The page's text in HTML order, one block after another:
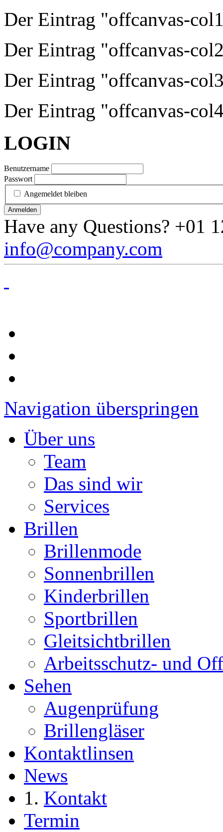
Der Eintrag "offcanvas-
Der Eintrag "offcanvas-
Der Eintrag "offcanvas-
Der Eintrag "offcanvas-
LOGIN
Benutzername
Passwort
Angemeldet bleiben
Anmelden
Have any Questions? +01
info@company.com
Navigation überspringen
Über uns
Team
Das sind wir
Services
Brillen
Brillenmode
Sonnenbrillen
Kinderbrillen
Sportbrillen
Gleitsichtbrillen
Arbeitsschutz- und
Sehen
Augenprüfung
Brillengläser
Kontaktlinsen
News
Kontakt
Termin